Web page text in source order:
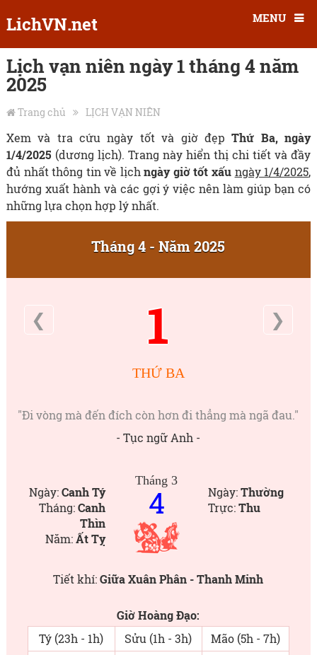
LichVN.net MENU
Lịch vạn niên ngày 1 tháng 4 năm
2025
Trang chủ LỊCH VẠN NIÊN
Xem và tra cứu ngày tốt và giờ đẹpThứ Ba, ngày
1/4/2025 (dương lịch). Trang này hiển thị chi tiết và đầy
đủ nhất thông tin về lịchngày giờ tốt xấu ngày 1/4/2025,
hướng xuất hành và các gợi ý việc nên làm giúp bạn có
những lựa chọn hợp lý nhất.
Tháng 4 - Năm 2025
❮ 1 ❯
THỨ BA
"Đi vòng mà đến đích còn hơn đi thẳng mà ngã đau."
- Tục ngữ Anh -
Ngày:Canh Tý
Tháng:Canh
Thìn
Năm:Ất Tỵ
Tháng 3
4 Ngày:Thường
Trực:Thu
Tiết khí:Giữa Xuân Phân - Thanh Minh
Giờ Hoàng Đạo:
Tý (23h - 1h)
Sửu (1h - 3h) Mão (5h - 7h)